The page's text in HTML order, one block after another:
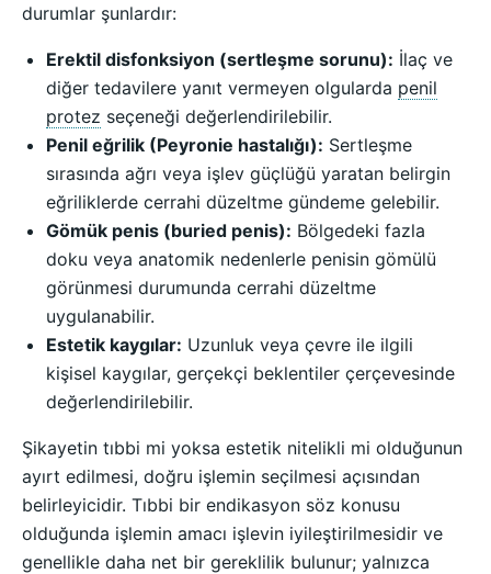
durumlar şunlardır:
Erektil disfonksiyon (sertleşme sorunu): İlaç ve
diğer tedavilere yanıt vermeyen olgularda penil
protez seçeneği değerlendirilebilir.
Penil eğrilik (Peyronie hastalığı): Sertleşme
sırasında ağrı veya işlev güçlüğü yaratan belirgin
eğriliklerde cerrahi düzeltme gündeme gelebilir.
Gömük penis (buried penis): Bölgedeki fazla
doku veya anatomik nedenlerle penisin gömülü
görünmesi durumunda cerrahi düzeltme
uygulanabilir.
Estetik kaygılar: Uzunluk veya çevre ile ilgili
kişisel kaygılar, gerçekçi beklentiler çerçevesinde
değerlendirilebilir.
Şikayetin tıbbi mi yoksa estetik nitelikli mi olduğunun
ayırt edilmesi, doğru işlemin seçilmesi açısından
belirleyicidir. Tıbbi bir endikasyon söz konusu
olduğunda işlemin amacı işlevin iyileştirilmesidir ve
genellikle daha net bir gereklilik bulunur; yalnızca